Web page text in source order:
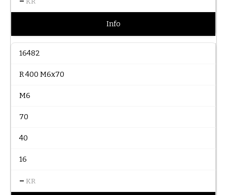
Info
16482
R 400 M6x70
M6
70
40
16
– KR